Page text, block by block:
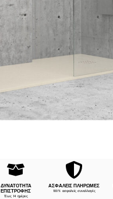
ΔΥΝΑΤΟΤΗΤΑ
ΕΠΙΣΤΡΟΦΗΣ
Έως 14 ημέρες
ΑΣΦΑΛΕΙΣ ΠΛΗΡΩΜΕΣ
100% ασφαλείς συναλλαγές